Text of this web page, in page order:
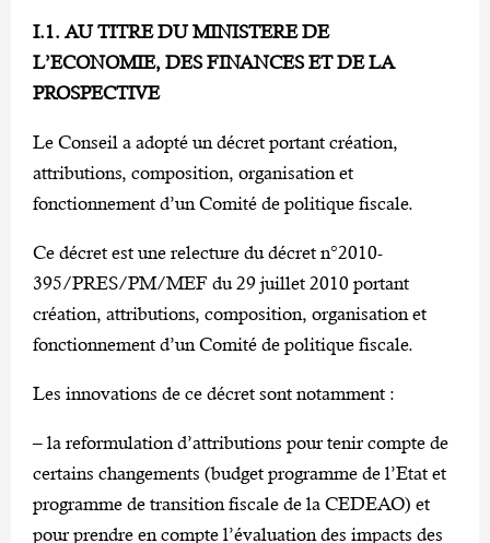
I.1. AU TITRE DU MINISTERE DE
L’ECONOMIE, DES FINANCES ET DE LA
PROSPECTIVE
Le Conseil a adopté un décret portant création,
attributions, composition, organisation et
fonctionnement d’un Comité de politique fiscale.
Ce décret est une relecture du décret n°2010-
395/PRES/PM/MEF du 29 juillet 2010 portant
création, attributions, composition, organisation et
fonctionnement d’un Comité de politique fiscale.
Les innovations de ce décret sont notamment :
– la reformulation d’attributions pour tenir compte de
certains changements (budget programme de l’Etat et
programme de transition fiscale de la CEDEAO) et
pour prendre en compte l’évaluation des impacts des